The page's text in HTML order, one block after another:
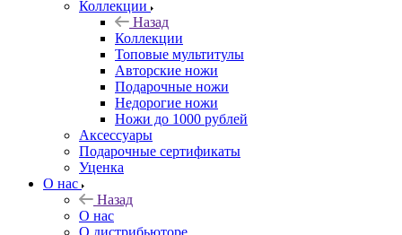
Коллекции
Назад
Коллекции
Топовые мультитулы
Авторские ножи
Подарочные ножи
Недорогие ножи
Ножи до 1000 рублей
Аксессуары
Подарочные сертификаты
Уценка
О нас
Назад
О нас
О дистрибьюторе